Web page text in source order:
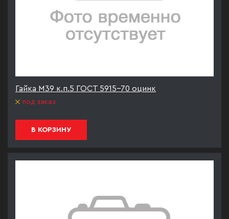
Гайка М39 к.п.5 ГОСТ 5915-70 оцинк
под заказ
В КОРЗИНУ